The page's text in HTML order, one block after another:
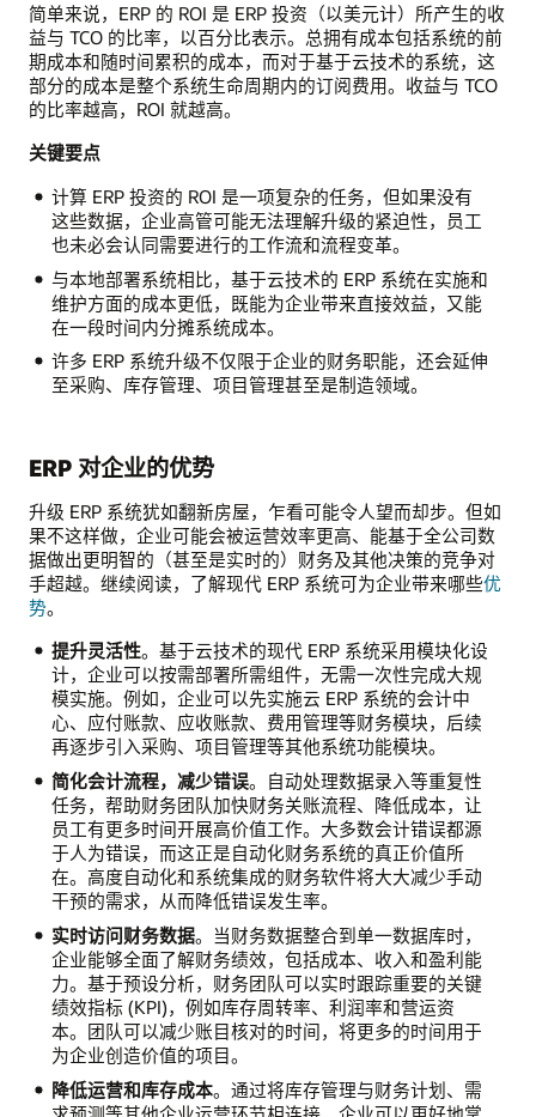
简单来说，ERP 的 ROI 是 ERP 投资（以美元计）所产生的收
益与 TCO 的比率，以百分比表示。总拥有成本包括系统的前
期成本和随时间累积的成本，而对于基于云技术的系统，这
部分的成本是整个系统生命周期内的订阅费用。收益与 TCO
的比率越高，ROI 就越高。
关键要点
计算 ERP 投资的 ROI 是一项复杂的任务，但如果没有
这些数据，企业高管可能无法理解升级的紧迫性，员工
也未必会认同需要进行的工作流和流程变革。
与本地部署系统相比，基于云技术的 ERP 系统在实施和
维护方面的成本更低，既能为企业带来直接效益，又能
在一段时间内分摊系统成本。
许多 ERP 系统升级不仅限于企业的财务职能，还会延伸
至采购、库存管理、项目管理甚至是制造领域。
ERP 对企业的优势
升级 ERP 系统犹如翻新房屋，乍看可能令人望而却步。但如
果不这样做，企业可能会被运营效率更高、能基于全公司数
据做出更明智的（甚至是实时的）财务及其他决策的竞争对
手超越。继续阅读，了解现代 ERP 系统可为企业带来哪些优
势。
提升灵活性。基于云技术的现代 ERP 系统采用模块化设
计，企业可以按需部署所需组件，无需一次性完成大规
模实施。例如，企业可以先实施云 ERP 系统的会计中
心、应付账款、应收账款、费用管理等财务模块，后续
再逐步引入采购、项目管理等其他系统功能模块。
简化会计流程，减少错误。自动处理数据录入等重复性
任务，帮助财务团队加快财务关账流程、降低成本，让
员工有更多时间开展高价值工作。大多数会计错误都源
于人为错误，而这正是自动化财务系统的真正价值所
在。高度自动化和系统集成的财务软件将大大减少手动
干预的需求，从而降低错误发生率。
实时访问财务数据。当财务数据整合到单一数据库时，
企业能够全面了解财务绩效，包括成本、收入和盈利能
力。基于预设分析，财务团队可以实时跟踪重要的关键
绩效指标 (KPI)，例如库存周转率、利润率和营运资
本。团队可以减少账目核对的时间，将更多的时间用于
为企业创造价值的项目。
降低运营和库存成本。通过将库存管理与财务计划、需